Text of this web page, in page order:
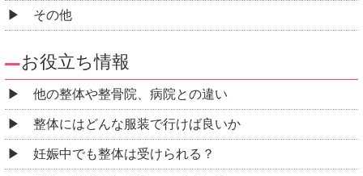
その他
お役立ち情報
他の整体や整骨院、病院との違い
整体にはどんな服装で行けば良いか
妊娠中でも整体は受けられる？